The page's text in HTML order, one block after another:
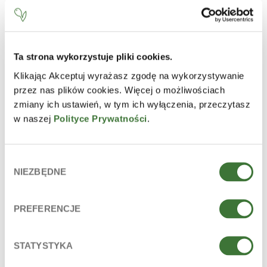
Ta strona wykorzystuje pliki cookies.
Klikając Akceptuj wyrażasz zgodę na wykorzystywanie
przez nas plików cookies. Więcej o możliwościach
zmiany ich ustawień, w tym ich wyłączenia, przeczytasz
w naszej Polityce Prywatności.
zgody
NIEZBĘDNE
PREFERENCJE
STATYSTYKA